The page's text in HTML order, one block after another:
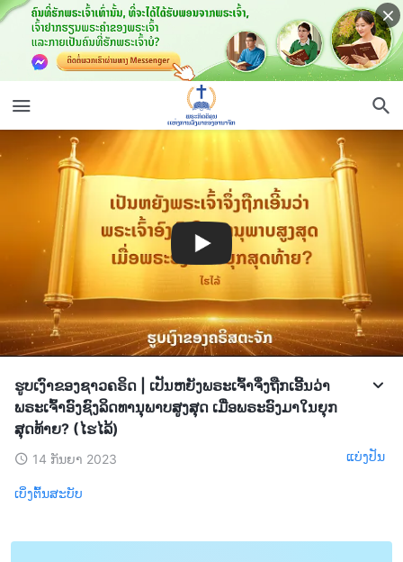
ຮູບເງົາຂອງຊາວຄຣິດ | ເປັນຫຍັງພຣະເຈົ້າຈຶ່ງຖືກເອີ້ນວ່າ
ພຣະເຈົ້າອົງຊົງລິດທານຸພາບສູງສຸດ ເມື່ອພຣະອົງມາໃນຍຸກ
ສຸດທ້າຍ? (ໄຮໄລ້)
14 ກັນຍາ 2023 ແບ່ງປັນ
ເບິ່ງຕົ້ນສະບັບ